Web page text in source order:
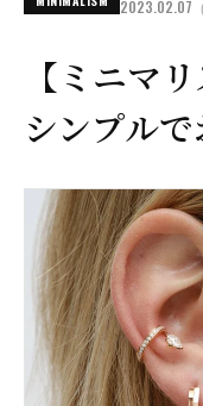
2023.02.07
【ミニマ
シンプル